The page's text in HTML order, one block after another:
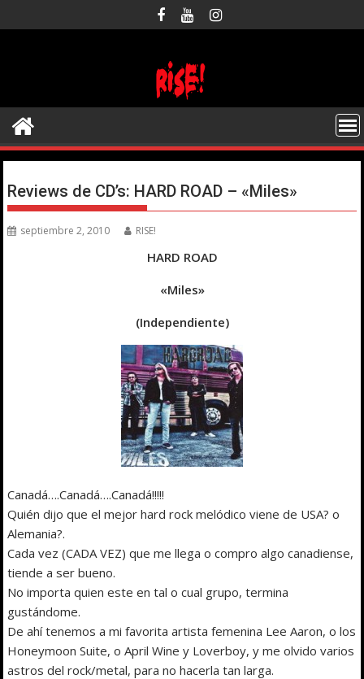
al
Reviews de CD’s: HARD ROAD – «Miles»
septiembre 2, 2010 RISE!
HARD ROAD
«Miles»
(Independiente)
Canadá….Canadá….Canadá!!!!!
Quién dijo que el mejor hard rock melódico viene de USA? o
Alemania?.
Cada vez (CADA VEZ) que me llega o compro algo canadiense,
tiende a ser bueno.
No importa quien este en tal o cual grupo, termina
gustándome.
De ahí tenemos a mi favorita artista femenina Lee Aaron, o los
Honeymoon Suite, o April Wine y Loverboy, y me olvido varios
astros del rock/metal, para no hacerla tan larga.